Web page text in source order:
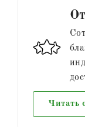
Читать